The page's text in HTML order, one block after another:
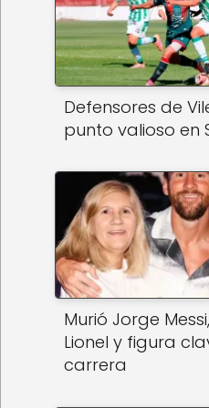
Defensores de
punto valioso en
Murió Jorge
Lionel y figura
carrera